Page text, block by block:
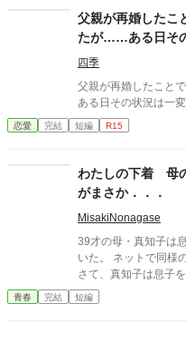
父親が再婚したこ
たが……ある日そ
四季
父親が再婚したこと
ある日その状況は一変
恋愛 完結 短編 R15
わたしの下着 母
がまさか．．．
MisakiNonagase
39才の母・真知子は
いた。 ネットで同様
さて、真知子は息子
青春 完結 短編